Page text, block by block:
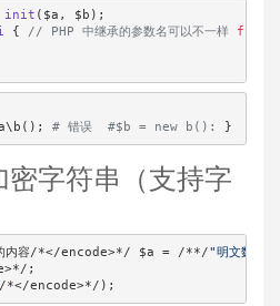
init ($a, $b) ;
{ // PHP 中继承的参数名可以不一样
# 错误 #$b = new b(): }
字符串（支持字
内容/*</encode>*/ $a = /**/"明文数据1"
;
/*</encode>*/ );